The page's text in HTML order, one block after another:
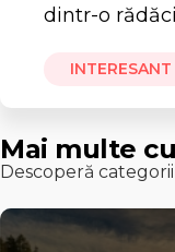
dintr-o
INTERESANT
Mai multe
Descoperă